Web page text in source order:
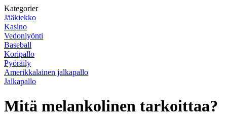
Kategorier
Jääkiekko
Kasino
Vedonlyönti
Baseball
Koripallo
Pyöräily
Amerikkalainen jalkapallo
Jalkapallo
Mitä melankolinen tarkoittaa?